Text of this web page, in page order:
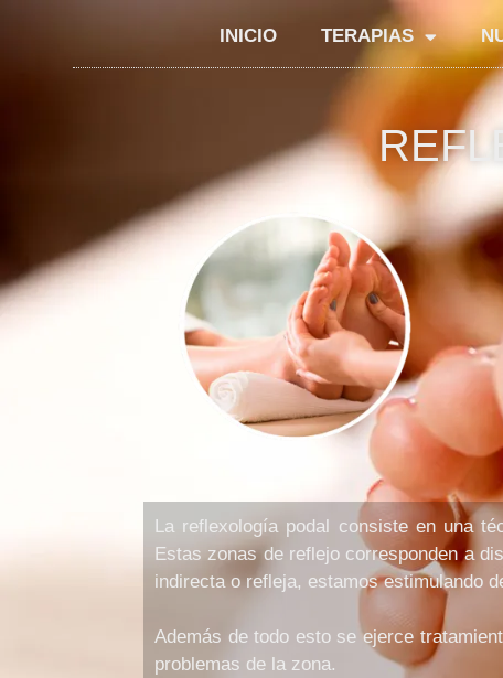
INICIO TERAPIAS
La reflexología podal consiste en una
Estas zonas de reflejo corresponden a
indirecta o refleja, estamos estimulando
Además de todo esto se ejerce
problemas de la zona.